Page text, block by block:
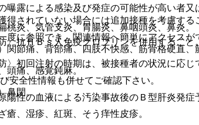
炎、気管支炎、胃腸炎、鼻咽頭炎、鼻炎。
節痛、背部痛、四肢不快感、筋骨格硬直、
頭痛、感覚鈍麻。
鼻閉。
、湿疹、紅斑、そう痒性皮疹。
露による感染及び発症の可能性が高い者
されていない場合には追加接種を考慮する
抗ＨＢｓ人免疫グロブリンを併用すること
初回注射の時期は、被接種者の状況に応
性の血液による汚染事故後のＢ型肝炎発症
に参照でき、関連情報へ簡単にアクセスが
安全性情報も併せてご確認下さい。